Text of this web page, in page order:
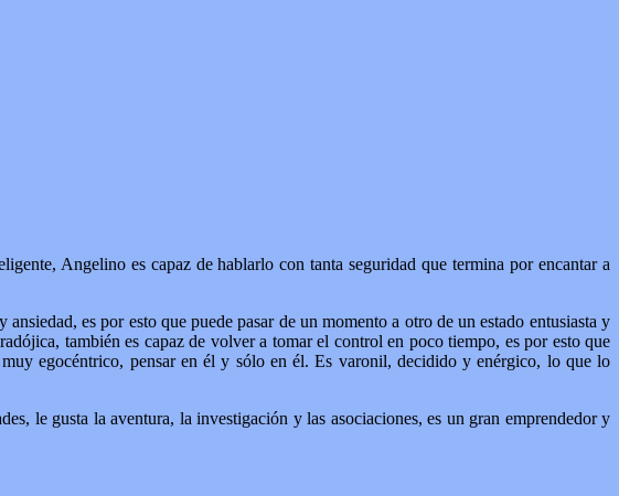
Angelino es capaz de hablarlo con tanta seguridad que termina por encantar a
es por esto que puede pasar de un momento a otro de un estado entusiasta y
también es capaz de volver a tomar el control en poco tiempo, es por esto que
egocéntrico, pensar en él y sólo en él. Es varonil, decidido y enérgico, lo que lo
le gusta la aventura, la investigación y las asociaciones, es un gran emprendedor y